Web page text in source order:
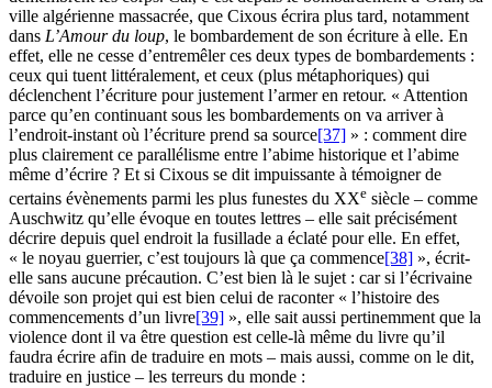
ville algérienne massacrée, que Cixous écrira plus tard, notamment
dans L’Amour du loup, le bombardement de son écriture à elle. En
effet, elle ne cesse d’entremêler ces deux types de bombardements :
ceux qui tuent littéralement, et ceux (plus métaphoriques) qui
déclenchent l’écriture pour justement l’armer en retour. « Attention
parce qu’en continuant sous les bombardements on va arriver à
l’endroit-instant où l’écriture prend sa source[37] » : comment dire
plus clairement ce parallélisme entre l’abime historique et l’abime
même d’écrire ? Et si Cixous se dit impuissante à témoigner de
certains évènements parmi les plus funestes du XXe siècle – comme
Auschwitz qu’elle évoque en toutes lettres – elle sait précisément
décrire depuis quel endroit la fusillade a éclaté pour elle. En effet,
« le noyau guerrier, c’est toujours là que ça commence[38] », écrit-
elle sans aucune précaution. C’est bien là le sujet : car si l’écrivaine
dévoile son projet qui est bien celui de raconter « l’histoire des
commencements d’un livre[39] », elle sait aussi pertinemment que la
violence dont il va être question est celle-là même du livre qu’il
faudra écrire afin de traduire en mots – mais aussi, comme on le dit,
traduire en justice – les terreurs du monde :